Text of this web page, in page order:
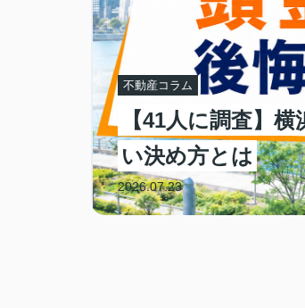
不動産コラム
【41人に調査】
い決め方とは
2026.07.23